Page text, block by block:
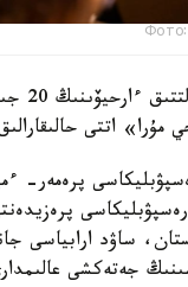
Фото:
مۇرا» اتتى
پرەمەر-
رەسپۋبليكاسى
ساۋد ارابياسى
جەتەكشى